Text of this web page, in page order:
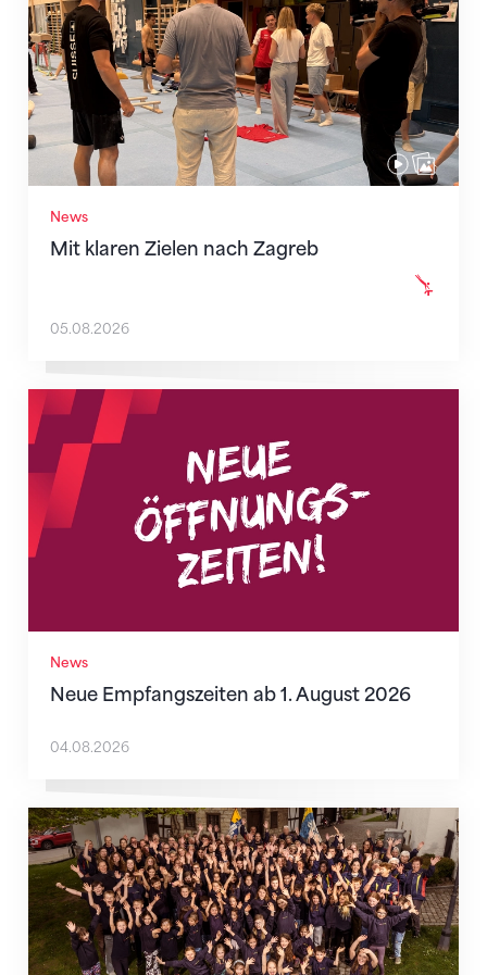
News
Mit klaren Zielen nach Zagreb
05.08.2026
News
Neue Empfangszeiten ab 1. August 2026
Neue Empfangszeiten ab 1. August 2026
04.08.2026
Wenn Mitmachen selbstverständlich ist